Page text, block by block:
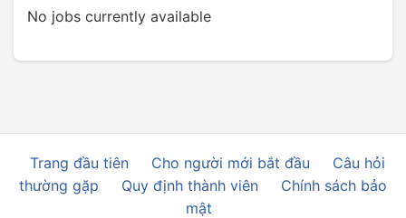
No jobs currently available
Trang đầu tiên Cho người mới bắt đầu
Câu hỏi
thường gặp
Quy định thành viên
Chính sách bảo
mật